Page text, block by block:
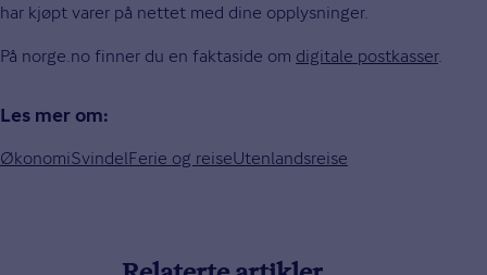
har kjøpt varer på nettet med dine opplysninger.
På norge.no finner du en faktaside om digitale postkasser.
Les mer om:
ØkonomiSvindelFerie og reiseUtenlandsreise